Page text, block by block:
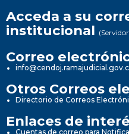
Acceda a su
institucional
Correo
Otros Correos
Directorio de Correos
Enlaces de
Cuentas de correo para